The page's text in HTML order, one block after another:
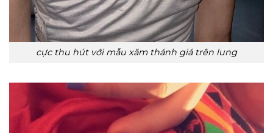
cực thu hút với mẫu xăm thánh giá trên lung